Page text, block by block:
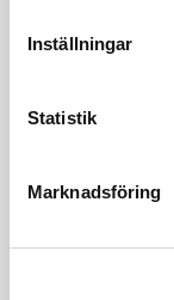
Inställningar
Statistik
Marknadsföring